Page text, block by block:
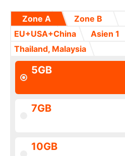
Zone A Zone B
EU+USA+China
Asien 1
Thailand, Malaysia
5GB
7GB
10GB